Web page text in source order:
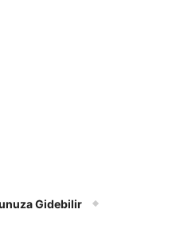
Gidebilir